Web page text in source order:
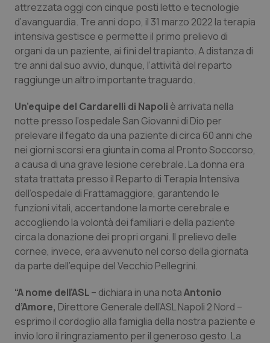
Campania
Emilia-Romagna
Friuli Venezia Giulia
Lazio
Liguria
Lombardia
Marche
Molise
Piemonte
Provincia Autonoma di Bolzano
Provincia Autonoma di Trento
Car-T
Colesterolo & coronaropatie
Dermatite Atopica
Diabete & glucometri
Disturbi dell’umore
Dolore
Donna & Salute
Epatiti
HIV
Infezioni & Febbre
Ipertensione & Scompenso
attrezzata oggi con cinque posti letto e tecnologie
d’avanguardia. Tre anni dopo, il 31 marzo 2022 la terapia
intensiva gestisce e permette il primo prelievo di
organi da un paziente, ai fini del trapianto. A distanza di
tre anni dal suo avvio, dunque, l’attività del reparto
raggiunge un altro importante traguardo.
Un’equipe del Cardarelli di Napoli è arrivata nella
notte presso l’ospedale San Giovanni di Dio per
prelevare il fegato da una paziente di circa 60 anni che
nei giorni scorsi era giunta in coma al Pronto Soccorso,
a causa di una grave lesione cerebrale. La donna era
stata trattata presso il Reparto di Terapia Intensiva
dell’ospedale di Frattamaggiore, garantendo le
funzioni vitali, accertandone la morte cerebrale e
accogliendo la volontà dei familiari e della paziente
circa la donazione dei propri organi. Il prelievo delle
cornee, invece, era avvenuto nel corso della giornata
da parte dell’equipe del Vecchio Pellegrini.
“A nome dell’ASL– dichiara in una notaAntonio
d’Amore, Direttore Generale dell’ASL Napoli 2 Nord –
esprimo il cordoglio alla famiglia della nostra paziente e
invio loro il ringraziamento per il generoso gesto. La